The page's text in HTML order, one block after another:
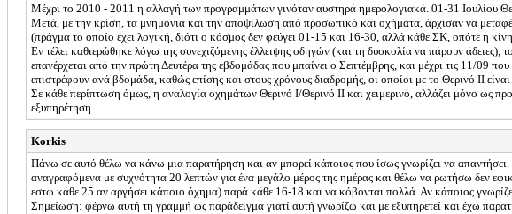
Mέχρι το 2010 - 2011 η αλλαγή των προγραμμάτων γινόταν αυστηρά ημερολογιακά. 01-31 Ιουλίου
Μετά, με την κρίση, τα μνημόνια και την αποψίλωση από προσωπικό και οχήματα, άρχισαν να
(πράγμα το οποίο έχει λογική, διότι ο κόσμος δεν φεύγει 01-15 και 16-30, αλλά κάθε ΣΚ, οπότε η
Εν τέλει καθιερώθηκε λόγω της συνεχιζόμενης έλλειψης οδηγών (και τη δυσκολία να πάρουν
επανέρχεται από την πρώτη Δευτέρα της εβδομάδας που μπαίνει ο Σεπτέμβρης, και μέχρι τις 11/09
επιστρέφουν ανά βδομάδα, καθώς επίσης και στους χρόνους διαδρομής, οι οποίοι με το Θερινό ΙΙ
Σε κάθε περίπτωση όμως, η αναλογία οχημάτων Θερινό Ι/Θερινό ΙΙ και χειμερινό, αλλάζει μόνο ως
εξυπηρέτηση.
Korkis
Πάνω σε αυτό θέλω να κάνω μια παρατήρηση και αν μπορεί κάποιος που ίσως γνωρίζει να απαντήσει.
αναγραφόμενα με συχνότητα 20 λεπτών για ένα μεγάλο μέρος της ημέρας και θέλω να ρωτήσω δεν
εστω κάθε 25 αν αργήσει κάποιο όχημα) παρά κάθε 16-18 και να κόβονται πολλά. Αν κάποιος
Σημείωση: φέρνω αυτή τη γραμμή ως παράδειγμα γιατί αυτή γνωρίζω και με εξυπηρετεί και έχω